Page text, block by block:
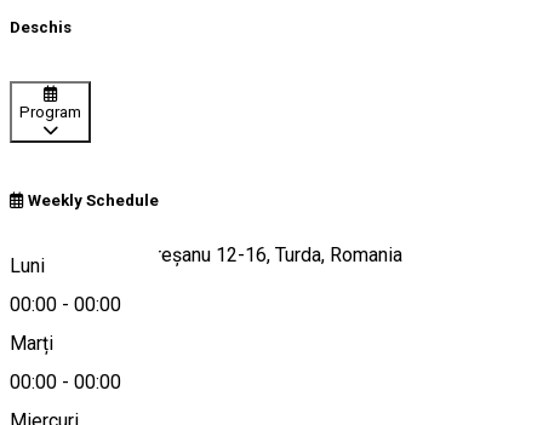
Deschis
Program
Weekly Schedule
Luni
00:00 - 00:00
Marți
00:00 - 00:00
Strada Andrei Mureşanu 12-16, Turda, Romania
Hartă